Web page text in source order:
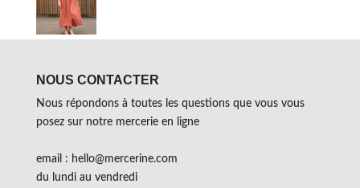
NOUS CONTACTER
Nous répondons à toutes les questions que vous vous
posez sur notre mercerie en ligne
email : hello@mercerine.com
du lundi au vendredi